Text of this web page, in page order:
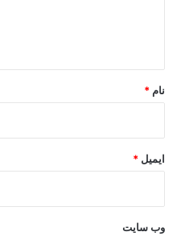
نام *
ایمیل *
وب‌ سایت